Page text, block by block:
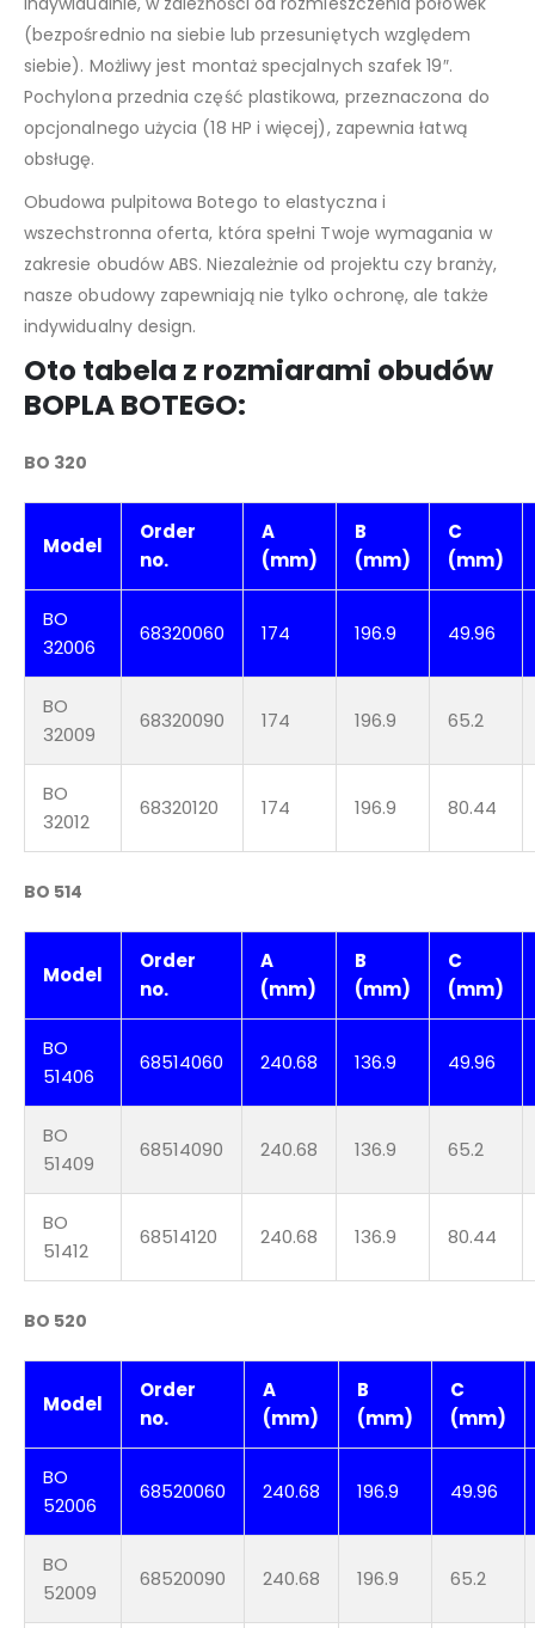
(bezpośrednio na siebie lub przesuniętych względem
siebie). Możliwy jest montaż specjalnych szafek 19″.
Pochylona przednia część plastikowa, przeznaczona do
opcjonalnego użycia (18 HP i więcej), zapewnia łatwą
obsługę.
Obudowa pulpitowa Botego to elastyczna i
wszechstronna oferta, która spełni Twoje wymagania w
zakresie obudów ABS. Niezależnie od projektu czy branży,
nasze obudowy zapewniają nie tylko ochronę, ale także
indywidualny design.
Oto tabela z rozmiarami obudów
BOPLA BOTEGO:
BO 320
Model
Order
no.
A
(mm)
B
(mm)
C
(mm)
BO
32006
68320060 174 196.9 49.96
BO
32009
68320090 174 196.9 65.2
BO
32012
68320120 174 196.9 80.44
BO 514
Model
Order
no.
A
(mm)
B
(mm)
C
(mm)
BO
51406
68514060 240.68 136.9 49.96
BO
51409
68514090 240.68 136.9 65.2
BO
51412
68514120 240.68 136.9 80.44
BO 520
Model
Order
no.
A
(mm)
B
(mm)
C
(mm)
BO
52006
68520060 240.68 196.9 49.96
BO
52009
68520090 240.68 196.9 65.2